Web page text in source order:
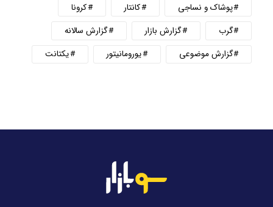
پوشاک و نساجی
کانتار
کرونا
گرب
گزارش بازار
گزارش سالانه
گزارش موضوعی
یورومانیتور یکتانت